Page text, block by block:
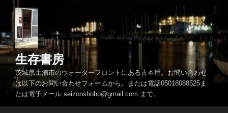
ン
ツ
生存書房
茨城県土浦市のウォーターフロントにある古本屋。お問い合わせ
は以下のお問い合わせフォームから。または電話05018088525ま
たは電子メール seizonshobo@gmail.com まで。